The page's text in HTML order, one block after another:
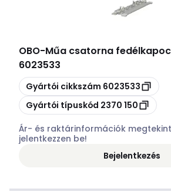
OBO-Műa csatorna
6023533
Másolás
Gyártói cikkszám 6023533
Másolás
Gyártói típuskód 2370 150
Ár- és raktárinformációk
jelentkezzen be!
Bejelentkezés